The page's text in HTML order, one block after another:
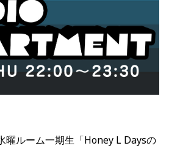
曜ルーム一期生「Honey L Daysの